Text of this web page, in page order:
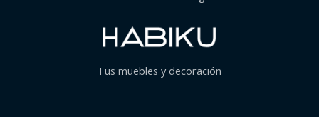
Tus muebles y decoración